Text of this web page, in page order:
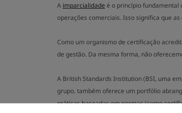
A imparcialidade é o princípio fundamental
operações comerciais. Isso significa que
Como um organismo de certificação
de gestão. Da mesma forma, não
A British Standards Institution (BSI, uma
grupo, também oferece um portfólio
práticas baseadas em normas (como